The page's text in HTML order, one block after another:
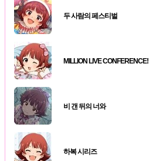
두 사람의 페스티벌
MILLION LIVE CONFERENCE!
비 갠 뒤의 너와
하복 시리즈